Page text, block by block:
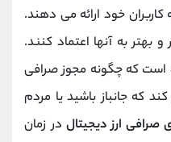
خود ارائه می دهند.
بهتر به آنها اعتماد کنند.
است که چگونه مجوز صرافی
که جانباز باشید یا مردم
صرافی ارز دیجیتالدر زمان